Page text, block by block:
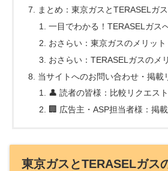
まとめ：東京ガスとTERASELガ
一目でわかる！TERASELガス
おさらい：東京ガスのメリット
おさらい：TERASELガスのメ
当サイトへのお問い合わせ・掲載
👤 読者の皆様：比較リクエス
🏢 広告主・ASP担当者様：掲
東京ガスとTERASELガス